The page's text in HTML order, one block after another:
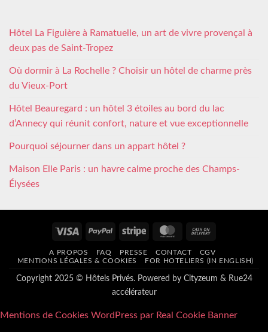
Hôtel La Figuière à Ramatuelle, un art de vivre provençal à
deux pas de Saint-Tropez
Où dormir à La Rochelle ? Choisir un hôtel de charme près
du Vieux-Port
Hôtel Beauregard : un hôtel 3 étoiles au bord du lac
d’Annecy qui réunit confort, nature et vue exceptionnelle
Pourquoi séjourner dans un appart hôtel ?
Maison Elle Paris : un havre calme proche des Champs-
Élysées
Visa PayPal Stripe MasterCard
Delivery
A PROPOS FAQ PRESSE CONTACT
CGV
MENTIONS LÉGALES & COOKIES
FOR HOTELIERS (IN ENGLISH)
Copyright 2025 © Hôtels Privés. Powered by Cityzeum & Rue24
accélérateur
Mentions de Cookies WordPress par Real Cookie Banner